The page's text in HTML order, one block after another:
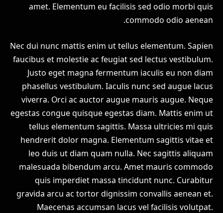
amet. Elementum eu facilisis sed odio morbi quis
commodo odio aenean.
Nec dui nunc mattis enim ut tellus elementum. Sapien
faucibus et molestie ac feugiat sed lectus vestibulum.
Justo eget magna fermentum iaculis eu non diam
phasellus vestibulum. Iaculis nunc sed augue lacus
viverra. Orci ac auctor augue mauris augue. Neque
egestas congue quisque egestas diam. Mattis enim ut
tellus elementum sagittis. Massa ultricies mi quis
hendrerit dolor magna. Elementum sagittis vitae et
leo duis ut diam quam nulla. Nec sagittis aliquam
malesuada bibendum arcu. Amet mauris commodo
quis imperdiet massa tincidunt nunc. Curabitur
gravida arcu ac tortor dignissim convallis aenean et.
Maecenas accumsan lacus vel facilisis volutpat.